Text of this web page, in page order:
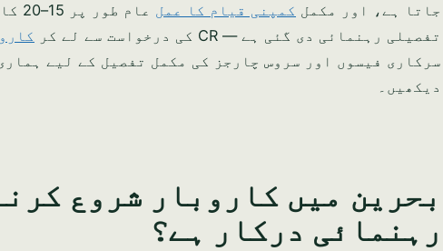
جاتا ہے، اور مکمل کمپنی قیام کا عمل
تفصیلی رہنمائی دی گئی ہے — CR کی درخواست سے لے کر
سرکاری فیسوں اور سروس چارجز کی مکمل تفصیل کے لیے
دیکھیں۔
بحرین میں کاروبار شروع
رہنمائی درکار ہے؟